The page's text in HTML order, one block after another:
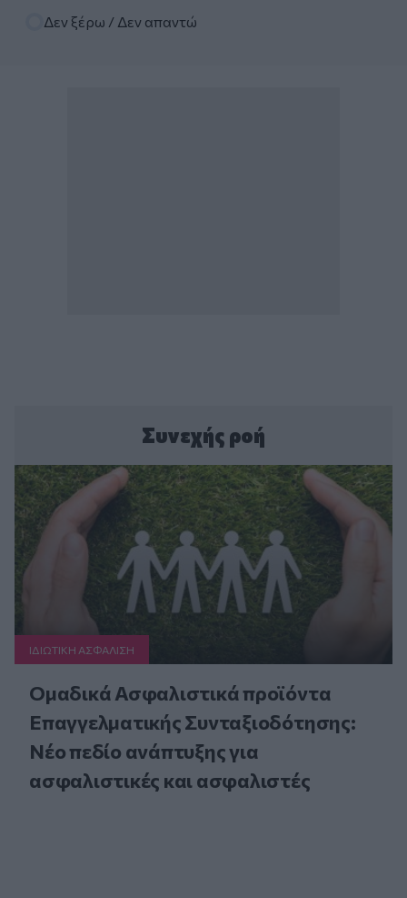
Δεν ξέρω / Δεν απαντώ
Συνεχής ροή
ΙΔΙΩΤΙΚΗ ΑΣΦAΛΙΣΗ
Ομαδικά Ασφαλιστικά προϊόντα
Επαγγελματικής Συνταξιοδότησης:
Νέο πεδίο ανάπτυξης για
ασφαλιστικές και ασφαλιστές